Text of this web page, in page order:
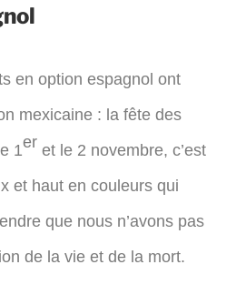
en option espagnol ont
mexicaine : la fête des
1er et le 2 novembre, c’est
et haut en couleurs qui
que nous n’avons pas
de la vie et de la mort.